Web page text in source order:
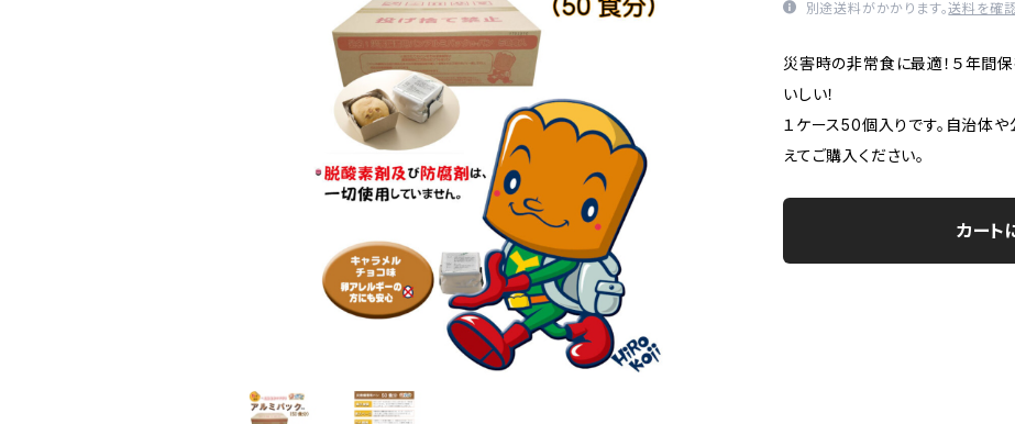
別途送料がかかります。送料を確
災害時の非常食に最適！５年間
いしい！
１ケース50個入りです。自治体
えてご購入ください。
カート